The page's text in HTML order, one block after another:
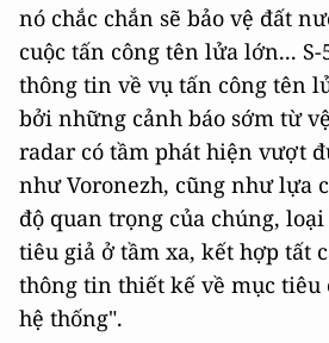
nó chắc chắn sẽ bảo vệ đất
cuộc tấn công tên lửa lớn...
thông tin về vụ tấn công tên
bởi những cảnh báo sớm từ
radar có tầm phát hiện vượt
như Voronezh, cũng như lựa
độ quan trọng của chúng,
tiêu giả ở tầm xa, kết hợp tất
thông tin thiết kế về mục tiêu
hệ thống".